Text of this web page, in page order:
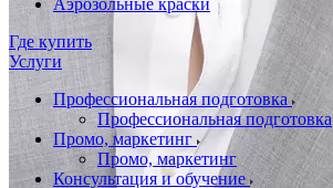
Аэрозольные краски
Где купить
Услуги
Профессиональная подготовка
Профессиональная подготовка
Промо, маркетинг
Промо, маркетинг
Консультация и обучение